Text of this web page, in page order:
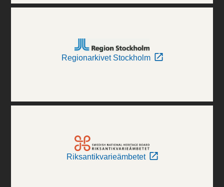
Regionarkivet Stockholm
Riksantikvarieämbetet